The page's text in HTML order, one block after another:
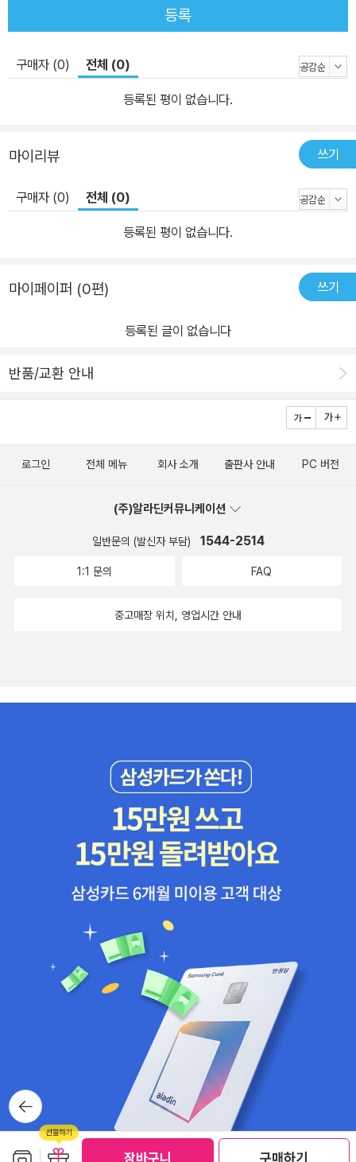
선물하기
장바구니 구매하기
등록
구매자 (0) 전체 (0)
등록된 평이 없습니다.
마이리뷰 쓰기
구매자 (0) 전체 (0)
등록된 평이 없습니다.
마이페이퍼 (0편) 쓰기
등록된 글이 없습니다
반품/교환 안내
뒤로가
기
로그인 전체 메뉴 회사 소개 출판사 안내 PC 버전
(주)알라딘커뮤니케이션
일반문의 (발신자 부담) 1544-2514
1:1 문의 FAQ
중고매장 위치, 영업시간 안내